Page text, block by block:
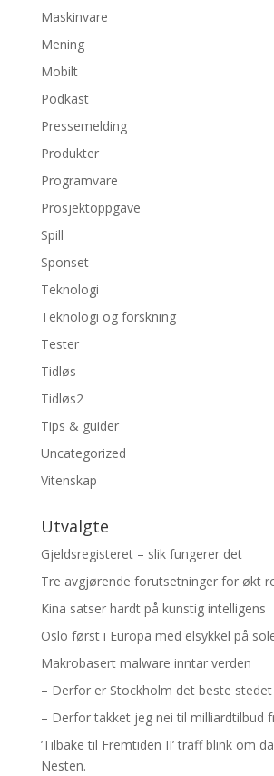
Maskinvare
Mening
Mobilt
Podkast
Pressemelding
Produkter
Programvare
Prosjektoppgave
Spill
Sponset
Teknologi
Teknologi og forskning
Tester
Tidløs
Tidløs2
Tips & guider
Uncategorized
Vitenskap
Utvalgte
Gjeldsregisteret – slik fungerer det
Tre avgjørende forutsetninger for økt
Kina satser hardt på kunstig intelligens
Oslo først i Europa med elsykkel på
Makrobasert malware inntar verden
– Derfor er Stockholm det beste
– Derfor takket jeg nei til milliardtilbud
’Tilbake til Fremtiden II’ traff blink om
Nesten.